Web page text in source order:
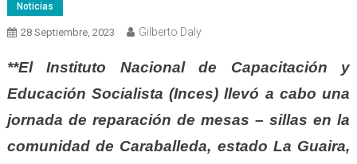
Noticias
28 Septiembre, 2023 Gilberto Daly
**El Instituto Nacional de Capacitación y
Educación Socialista (Inces) llevó a cabo una
jornada de reparación de mesas – sillas en la
comunidad de Caraballeda, estado La Guaira,